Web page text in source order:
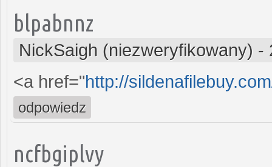
blpabnnz
NickSaigh (niezweryfikowany) -
<a href="http://
odpowiedz
ncfbgiplvy